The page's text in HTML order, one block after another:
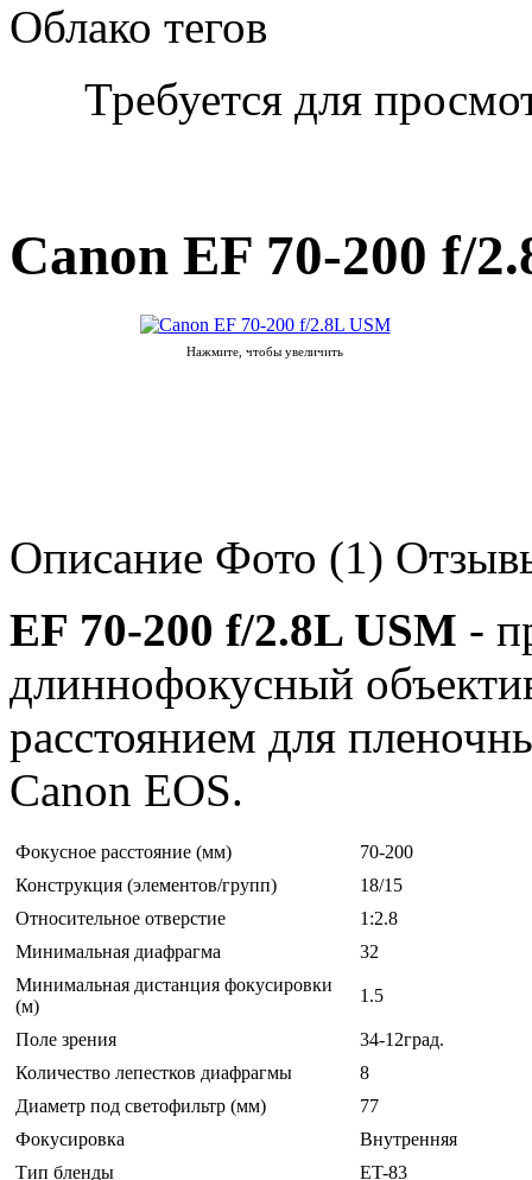
Облако тегов
Требуется для
Canon EF 70-200 f/
Нажмите, чтобы увеличить
Описание Фото (1)
EF 70-200 f/2.8L USM -
длиннофокусный
расстоянием для
Canon EOS.
Фокусное расстояние (мм)
70-200
Конструкция (элементов/групп)
18/15
Относительное отверстие
1:2.8
Минимальная диафрагма
32
Минимальная дистанция фокусировки
(м)
1.5
Поле зрения
34-12град.
Количество лепестков диафрагмы
8
Диаметр под светофильтр (мм)
77
Фокусировка
Внутренняя
Тип бленды
ET-83